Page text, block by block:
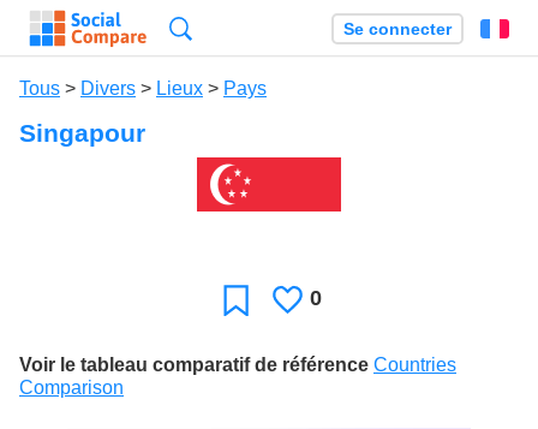
Se connecter
Tous > Divers > Lieux > Pays
Singapour
Favori J'aime
0
Voir le tableau comparatif de référence Countries
Comparison